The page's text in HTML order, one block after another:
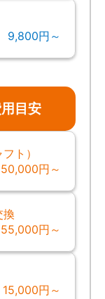
9,800円～
目安
ト）
50,000円～
換
55,000円～
15,000円～